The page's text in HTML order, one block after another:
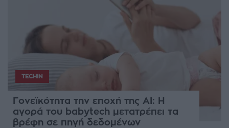
TECHIN
Γονεϊκότητα την εποχή της AI: Η
αγορά του babytech μετατρέπει τα
βρέφη σε πηγή δεδομένων